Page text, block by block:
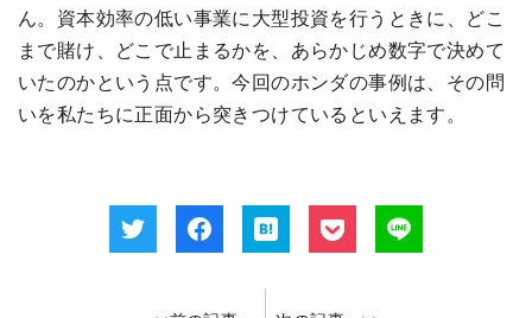
ん。資本効率の低い事業に大型投資を行うときに、どこ
まで賭け、どこで止まるかを、あらかじめ数字で決めて
いたのかという点です。今回のホンダの事例は、その問
いを私たちに正面から突きつけているといえます。